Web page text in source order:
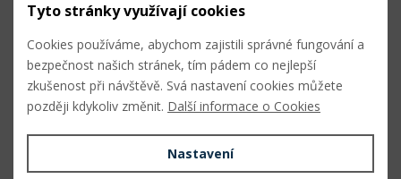
Složení: vápenec
PŘIDAT DO OBLÍBENÝCH
Složení
Tyto stránky využívají cookies
Cookies používáme, abychom zajistili správné fungování a
bezpečnost našich stránek, tím pádem co nejlepší
zkušenost při návštěvě. Svá nastavení cookies můžete
později kdykoliv změnit. Další informace o Cookies
Nastavení